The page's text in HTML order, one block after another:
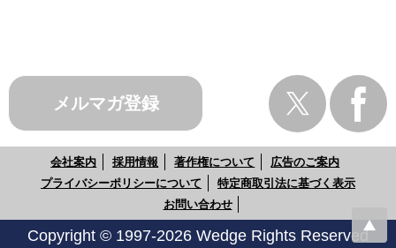
メルマガ登録
会社案内 採用情報 著作権について
広告のご案内
プライバシーポリシーについて
特定商取引法に基づく表示
お問い合わせ
Copyright © 1997-2026 Wedge Rights Reserved